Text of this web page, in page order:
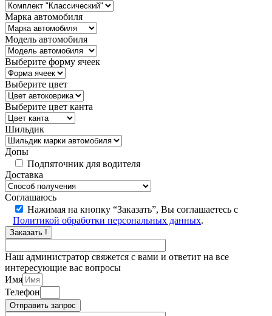
Марка автомобиля
Модель автомобиля
Выберите форму ячеек
Выберите цвет
Выберите цвет канта
Шильдик
Допы
Подпяточник для водителя
Доставка
Соглашаюсь
Нажимая на кнопку “Заказать”, Вы соглашаетесь с
Политикой обработки персональных данных.
Заказать !
Наш администратор свяжется с вами и ответит на все
интересующие вас вопросы
Имя
Телефон
Отправить запрос